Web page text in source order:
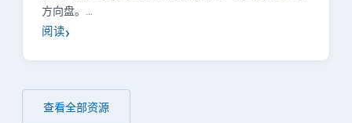
方向盘。…
阅读
查看全部资源